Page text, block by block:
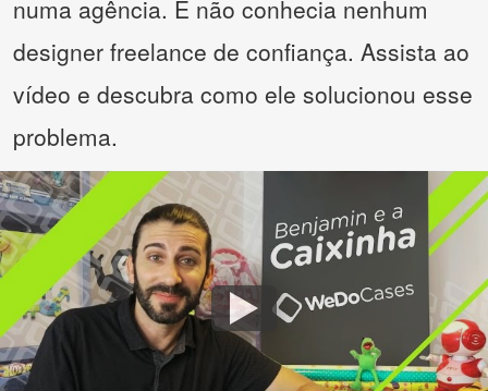
numa agência. E não conhecia nenhum
designer freelance de confiança. Assista ao
vídeo e descubra como ele solucionou esse
problema.